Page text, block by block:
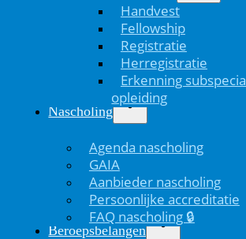
Handvest
Fellowship
Registratie
Herregistratie
Erkenning
opleiding
Nascholing
Agenda nascholing
GAIA
Aanbieder nascholing
Persoonlijke accreditatie
FAQ nascholing 🔒
Beroepsbelangen